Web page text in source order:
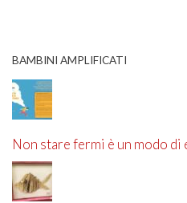
BAMBINI AMPLIFICATI
Non stare fermi è un modo di